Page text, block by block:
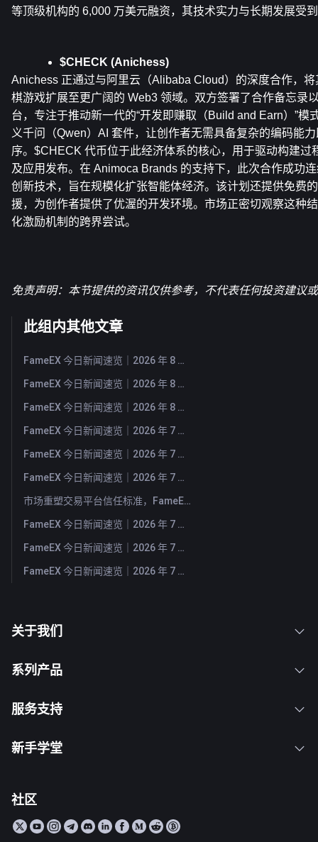
等顶级机构的 6,000 万美元融资，其技术实力与长期发展受
$CHECK (Anichess)
Anichess 正通过与阿里云（Alibaba Cloud）的深度合作，
棋游戏扩展至更广阔的 Web3 领域。双方签署了合作备忘录
台，专注于推动新一代的“开发即赚取（Build and Earn）”模
义千问（Qwen）AI 套件，让创作者无需具备复杂的编码能
序。$CHECK 代币位于此经济体系的核心，用于驱动构建过
及应用发布。在 Animoca Brands 的支持下，此次合作成功
创新技术，旨在规模化扩张智能体经济。该计划还提供免费
援，为创作者提供了优渥的开发环境。市场正密切观察这种
化激励机制的跨界尝试。
免责声明：本节提供的资讯仅供参考，不代表任何投资建议
此组内其他文章
FameEX 今日新闻速览｜2026 年 8 月 5 日
FameEX 今日新闻速览｜2026 年 8 月 4 日
FameEX 今日新闻速览｜2026 年 8 月 3 日
FameEX 今日新闻速览｜2026 年 7 月 31 日
FameEX 今日新闻速览｜2026 年 7 月 30 日
FameEX 今日新闻速览｜2026 年 7 月 29 日
市场重塑交易平台信任标准，FameEX 以八年稳健运营持续服务全球用户
FameEX 今日新闻速览｜2026 年 7 月 28 日
FameEX 今日新闻速览｜2026 年 7 月 27 日
FameEX 今日新闻速览｜2026 年 7 月 24 日
关于我们
系列产品
服务支持
新手学堂
社区